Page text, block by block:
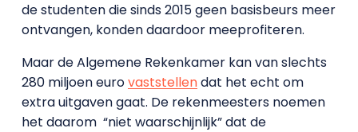
de studenten die sinds 2015 geen basisbeurs meer
ontvangen, konden daardoor meeprofiteren.
Maar de Algemene Rekenkamer kan van slechts
280 miljoen eurovaststellendat het echt om
extra uitgaven gaat. De rekenmeesters noemen
het daarom “niet waarschijnlijk” dat de